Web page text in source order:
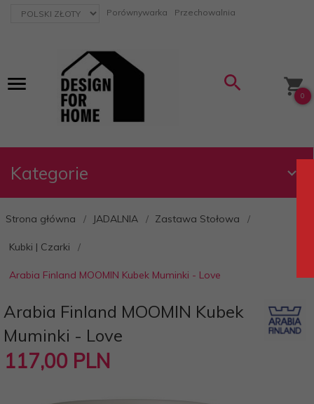
currency_h Porównywarka Przechowalnia
0
Kategorie
Strona główna JADALNIA Zastawa Stołowa
Kubki | Czarki
Arabia Finland MOOMIN Kubek Muminki - Love
Arabia Finland MOOMIN Kubek
Muminki - Love
117,00 PLN